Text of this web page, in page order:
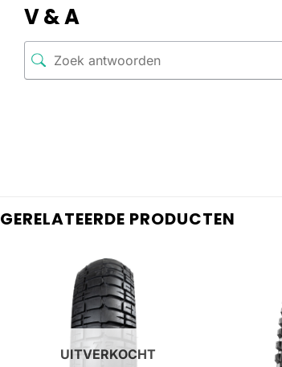
V & A
GERELATEERDE PRODUCTEN
UITVERKOCHT